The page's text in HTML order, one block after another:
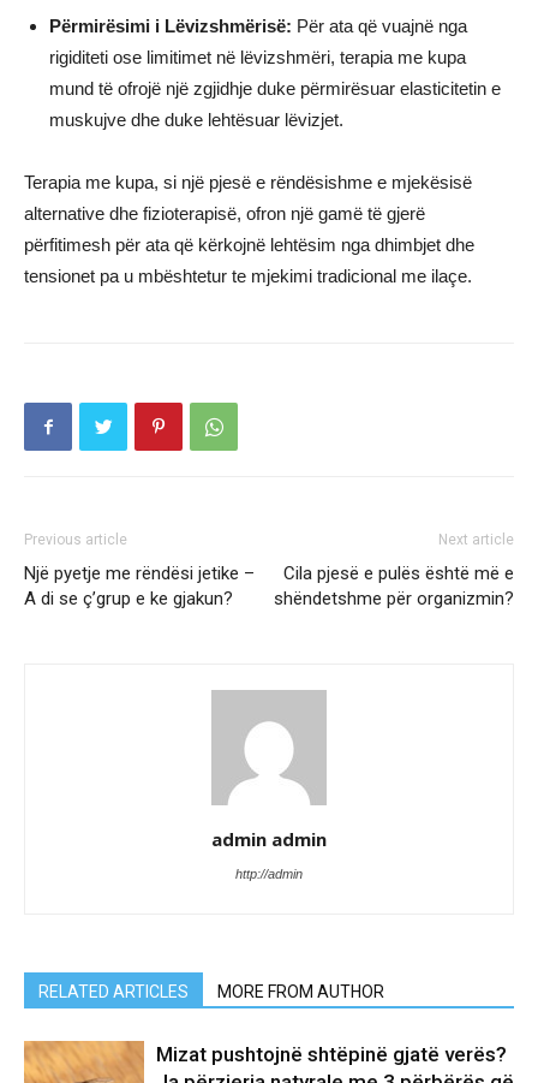
Përmirësimi i Lëvizshmërisë: Për ata që vuajnë nga
rigiditeti ose limitimet në lëvizshmëri, terapia me kupa
mund të ofrojë një zgjidhje duke përmirësuar elasticitetin e
muskujve dhe duke lehtësuar lëvizjet.
Terapia me kupa, si një pjesë e rëndësishme e mjekësisë
alternative dhe fizioterapisë, ofron një gamë të gjerë
përfitimesh për ata që kërkojnë lehtësim nga dhimbjet dhe
tensionet pa u mbështetur te mjekimi tradicional me ilaçe.
Previous article
Një pyetje me rëndësi jetike –
A di se ç’grup e ke gjakun?
Next article
Cila pjesë e pulës është më e
shëndetshme për organizmin?
admin admin
http://admin
RELATED ARTICLES MORE FROM AUTHOR
Mizat pushtojnë shtëpinë gjatë verës?